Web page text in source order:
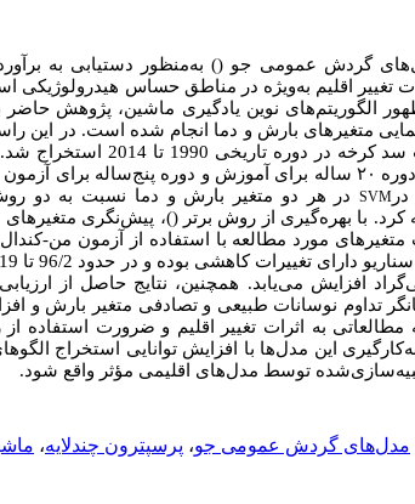
گردش عمومی جو () به‌منظور دستیابی به
اقلیم به‌ویژه در مناطق حساس
الگوریتم‌های نوین یادگیری ماشین، پژوهش
متغیرهای بارش و دما انجام شده است. در این راستا، خروجی
برای حوضه رودخانه بالادست سد کرخه در دوره
مدل‌ها به کار رفتند. نتایج ارزیابی با سه شاخص آماری
در هر دو متغیر بارش و دما نسبت به دوSVM
کرد. با بهره‌گیری از روش برتر ()، پیش‌نگری متغیرهای
متغیرهای مورد مطالعه با استفاده از آزمون من-
3 درجه سانتی‌گراد افزایش می‌یابد. همچنین، نتایج حاصل
تداوم نوسانات طبیعی و تصادفی متغیر بارش و
به اثرات تغییر اقلیم و ضرورت استفاده از
این مدل‌ها با افزایش توانایی استخراج
توسط مدل‌های اقلیمی مؤثر واقع شود.
مدل‌های گردش عمومی جو، پرسپترون چندلایه،